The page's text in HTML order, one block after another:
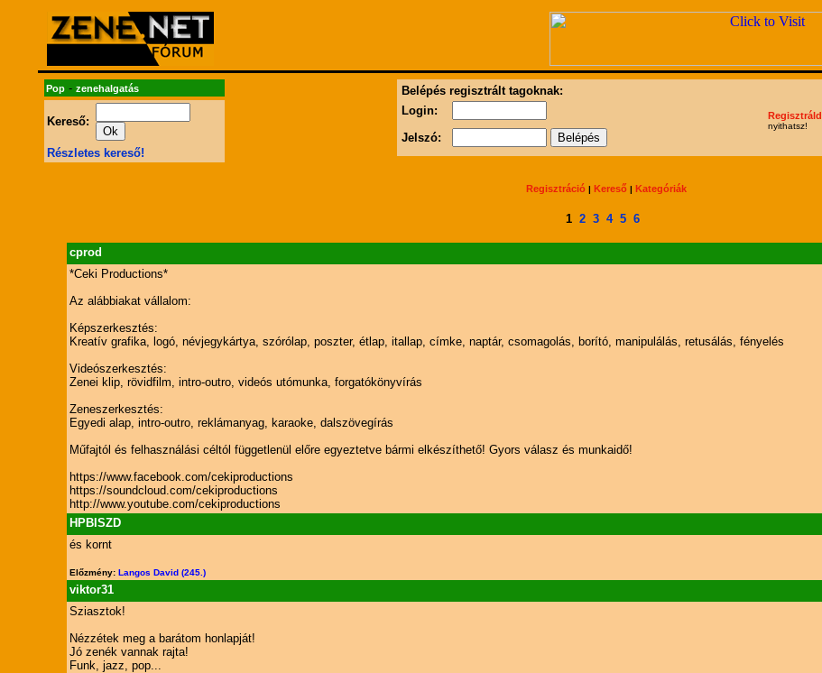
Pop- zenehalgatás
Kereső:
Részletes kereső!
Belépés regisztrált tagoknak:
Login:
Jelszó:
Regisztráld
nyithatsz!
Regisztráció | Kereső | Kategóriák
1 2 3 4 5 6
cprod
*Ceki Productions*
Az alábbiakat vállalom:
Képszerkesztés:
Kreatív grafika, logó, névjegykártya, szórólap, poszter, étlap, itallap, címke, naptár, csomagolás, borító, manipulálás, retusálás, fényelés
Videószerkesztés:
Zenei klip, rövidfilm, intro-outro, videós utómunka, forgatókönyvírás
Zeneszerkesztés:
Egyedi alap, intro-outro, reklámanyag, karaoke, dalszövegírás
Műfajtól és felhasználási céltól függetlenül előre egyeztetve bármi elkészíthető! Gyors válasz és munkaidő!
https://www.facebook.com/cekiproductions
https://soundcloud.com/cekiproductions
http://www.youtube.com/cekiproductions
HPBISZD
és kornt
Előzmény: Langos David (245.)
viktor31
Sziasztok!
Nézzétek meg a barátom honlapját!
Jó zenék vannak rajta!
Funk, jazz, pop...